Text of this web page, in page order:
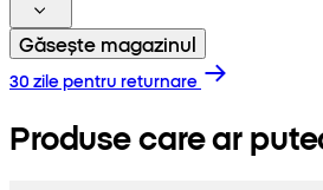
Găsește magazinul
30 zile pentru returnare
Produse care ar